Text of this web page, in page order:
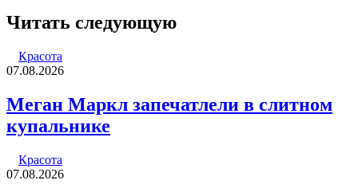
через
электронную
Читать следующую
Красота
07.08.2026
Меган Маркл запечатлели в слитном
купальнике
Красота
07.08.2026